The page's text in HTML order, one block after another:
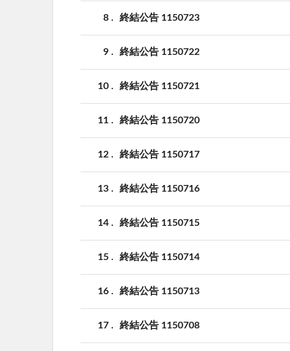
8 終結公告 1150723
9 終結公告 1150722
10 終結公告 1150721
11 終結公告 1150720
12 終結公告 1150717
13 終結公告 1150716
14 終結公告 1150715
15 終結公告 1150714
16 終結公告 1150713
17 終結公告 1150708